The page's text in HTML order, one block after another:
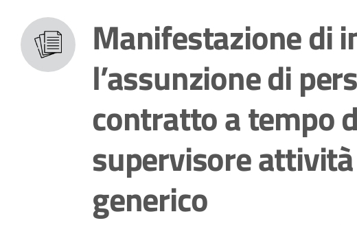
Manifestazione di
l’assunzione di
contratto a tempo
supervisore
generico